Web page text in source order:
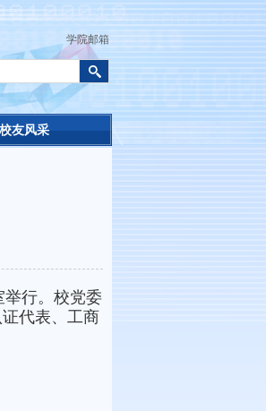
学院邮箱
校友风采
举行。校党委
代表、工商